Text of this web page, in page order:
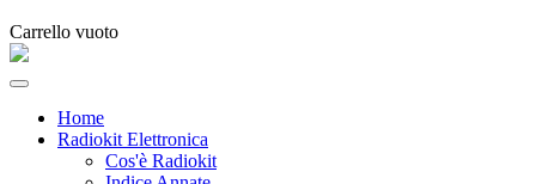
Carrello vuoto
Home
Radiokit Elettronica
Cos'è Radiokit